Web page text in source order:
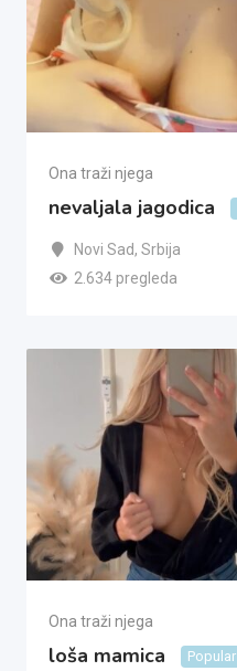
Ona traži njega
nevaljala jagodica
Novi Sad, Srbija
2.634 pregleda
Ona traži njega
loša mamica Popular